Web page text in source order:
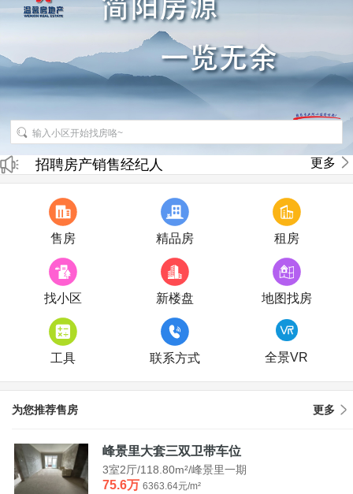
招聘房产销售经纪人
房产直播
更多
售房 精品房 租房
找小区 新楼盘 地图找房
工具 联系方式 全景VR
为您推荐售房 更多
峰景里大套三双卫带车位
3室2厅/118.80m²/峰景里一期
75.6万 6363.64元/m²